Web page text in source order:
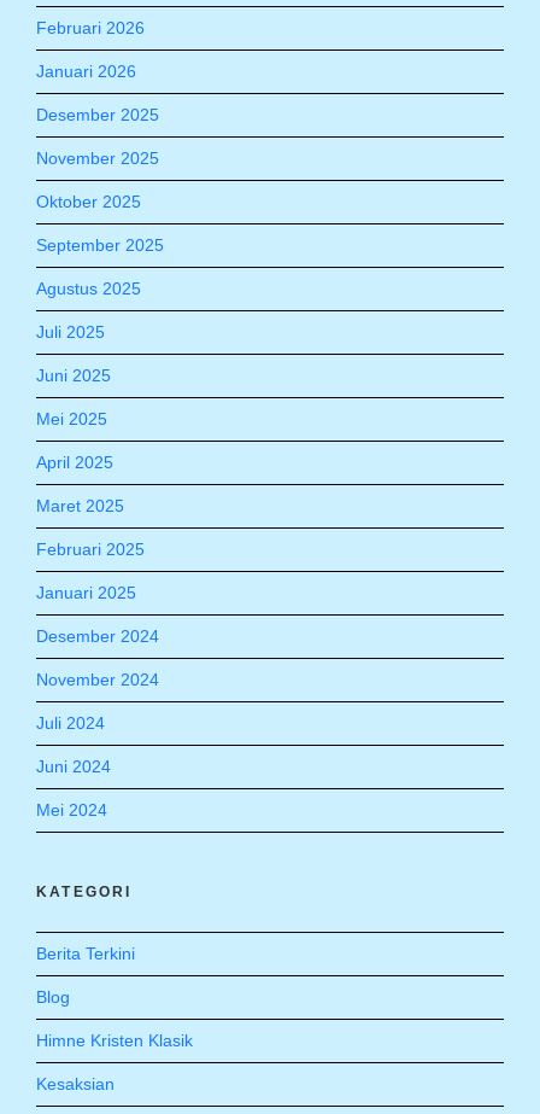
Februari 2026
Januari 2026
Desember 2025
November 2025
Oktober 2025
September 2025
Agustus 2025
Juli 2025
Juni 2025
Mei 2025
April 2025
Maret 2025
Februari 2025
Januari 2025
Desember 2024
November 2024
Juli 2024
Juni 2024
Mei 2024
KATEGORI
Berita Terkini
Blog
Himne Kristen Klasik
Kesaksian